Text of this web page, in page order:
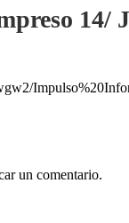
14/
un comentario.